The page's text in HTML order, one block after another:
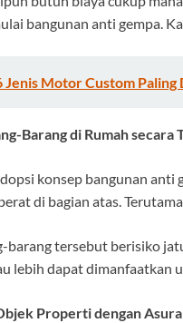
bangunan anti gempa.
Jenis Motor Custom Paling
Barang di Rumah secara
konsep bangunan
di bagian atas.
barang tersebut berisiko
lebih dapat dimanfaatkan
Properti dengan